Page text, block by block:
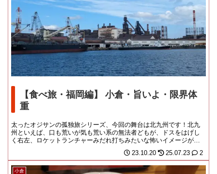
【食べ旅・福岡編】 小倉・旨いよ・限界体
重
太ったオジサンの孤独旅シリーズ、今回の舞台は北九州です！北九
州といえば、口も荒いが気も荒い系の無法者どもが、ドスをはげし
く右左、ロケットランチャーみだれ打ちみたいな怖いイメージがあ
23.10.20 25.07.23 2
小倉